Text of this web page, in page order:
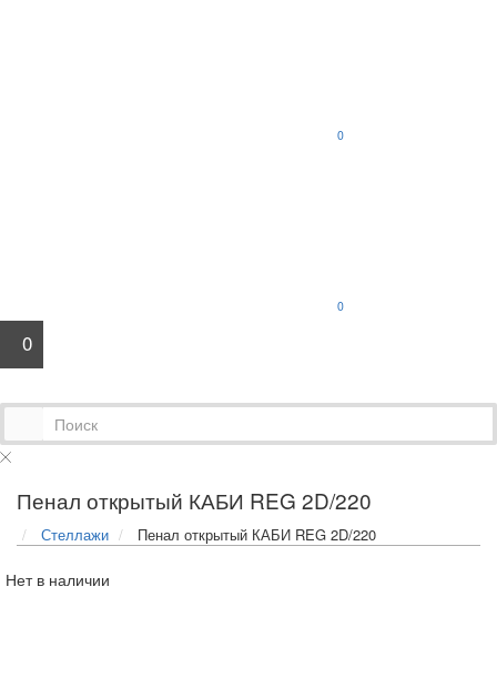
0
0
0
Пенал открытый КАБИ REG 2D/220
Стеллажи Пенал открытый КАБИ REG 2D/220
Нет в наличии